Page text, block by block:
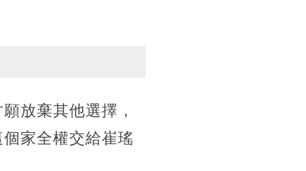
放棄其他選擇，
家全權交給崔瑤